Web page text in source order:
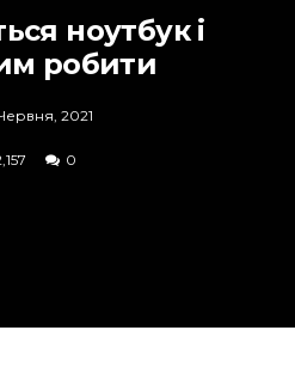
ноутбук і
робити
2021
0